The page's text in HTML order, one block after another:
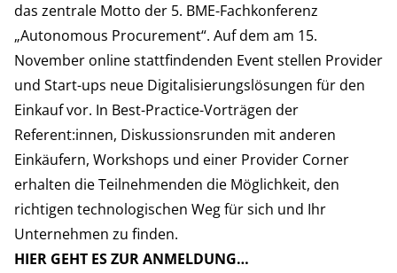
das zentrale Motto der 5. BME-Fachkonferenz
„Autonomous Procurement“. Auf dem am 15.
November online stattfindenden Event stellen Provider
und Start-ups neue Digitalisierungslösungen für den
Einkauf vor. In Best-Practice-Vorträgen der
Referent:innen, Diskussionsrunden mit anderen
Einkäufern, Workshops und einer Provider Corner
erhalten die Teilnehmenden die Möglichkeit, den
richtigen technologischen Weg für sich und Ihr
Unternehmen zu finden.
HIER GEHT ES ZUR ANMELDUNG…